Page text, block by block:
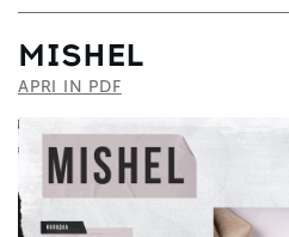
MISHEL
APRI IN PDF